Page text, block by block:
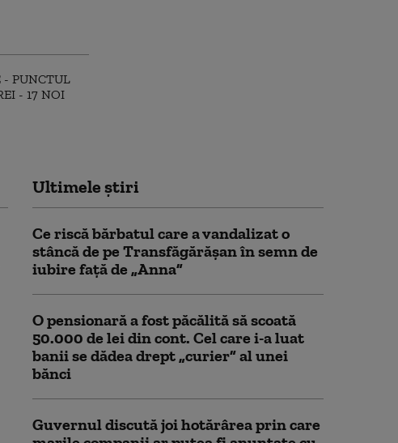
Ultimele știri
Ce riscă bărbatul care a vandalizat o
stâncă de pe Transfăgărășan în semn de
iubire față de „Anna”
O pensionară a fost păcălită să scoată
50.000 de lei din cont. Cel care i-a luat
banii se dădea drept „curier” al unei
bănci
Guvernul discută joi hotărârea prin care